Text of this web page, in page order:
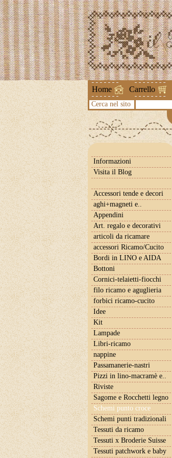
Home Carrello
Cerca nel sito
Informazioni
Visita il Blog
Accessori tende e decori
aghi+magneti e..
Appendini
Art. regalo e decorativi
articoli da ricamare
accessori Ricamo/Cucito
Bordi in LINO e AIDA
Bottoni
Cornici-telaietti-fiocchi
filo ricamo e aguglieria
forbici ricamo-cucito
Idee
Kit
Lampade
Libri-ricamo
nappine
Passamanerie-nastri
Pizzi in lino-macramè e..
Riviste
Sagome e Rocchetti legno
Schemi punto croce
Schemi punti tradizionali
Tessuti da ricamo
Tessuti x Broderie Suisse
Tessuti patchwork e baby